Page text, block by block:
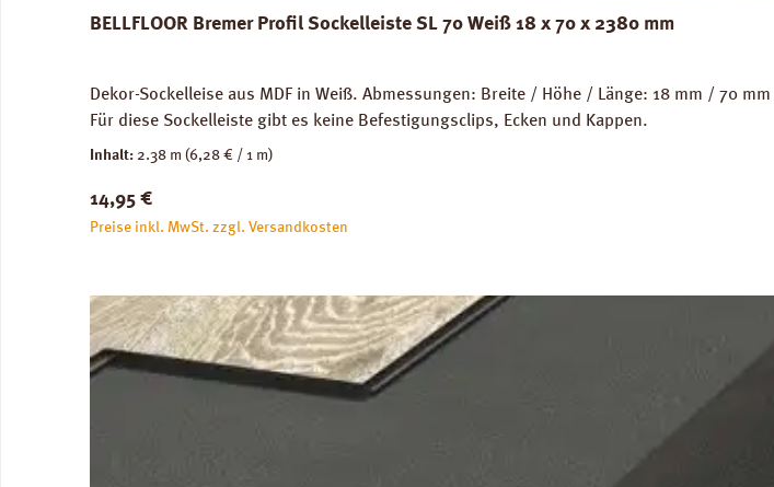
BELLFLOOR Bremer Profil Sockelleiste SL 70 Weiß 18 x 70 x 2380 mm
Dekor-Sockelleise aus MDF in Weiß. Abmessungen: Breite / Höhe / Länge: 18 mm / 70
Für diese Sockelleiste gibt es keine Befestigungsclips, Ecken und Kappen.
Inhalt: 2.38 m (6,28 € / 1 m)
Regulärer Preis:
14,95 €
Preise inkl. MwSt. zzgl. Versandkosten